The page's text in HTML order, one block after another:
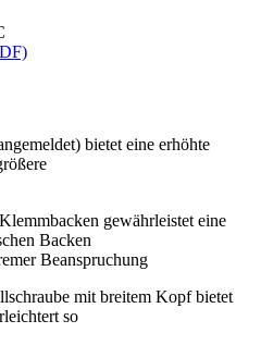
bietet eine erhöhte
gewährleistet eine
Backen
Beanspruchung
mit breitem Kopf bietet
so